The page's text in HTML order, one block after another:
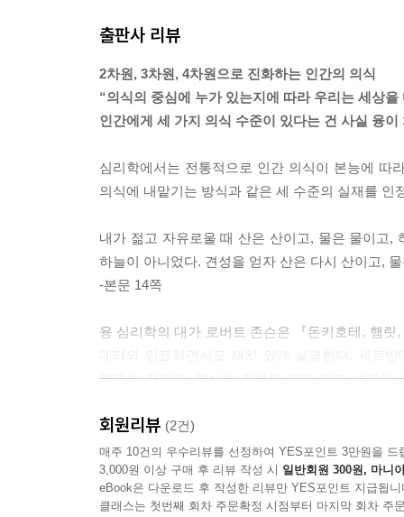
어렵다. 심층 내면의 여정으로 각성을 얻으면 그
신이 함께 지낸다면 누가 누구에게 맞춰야 할지
다. 원형과 원형 에너지는 우리보다 크다. 그런데
---「4차원 인간, 파우스트2」중에서
출판사 리뷰
2차원, 3차원, 4차원으로 진화하는 인간의 의식
“의식의 중심에 누가 있는지에 따라 우리는 세상
인간에게 세 가지 의식 수준이 있다는 건 사실 융
심리학에서는 전통적으로 인간 의식이 본능에 따
의식에 내맡기는 방식과 같은 세 수준의 실재를
내가 젊고 자유로울 때 산은 산이고, 물은 물이고,
하늘이 아니었다. 견성을 얻자 산은 다시 산이고,
-본문 14쪽
융 심리학의 대가 로버트 존슨은 『돈키호테, 햄
행복을 찾지만, 현실을 희생한 결과 외부 세계의
못하며 그저 말만 할 뿐인 햄릿의 모습은 복잡한
의식으로 나아가는 여정의 대변인이 바로 괴테의
영혼의 어두운 밤을 벗어나 4차원 의식을 얻는 법
회원리뷰 (2건)
매주 10건의 우수리뷰를 선정하여 YES포인트 3만원을 드
3,000원 이상 구매 후 리뷰 작성 시 일반회원 300원, 마니
eBook은 다운로드 후 작성한 리뷰만 YES포인트 지급됩니
클래스는 첫번째 회차 주문확정 시점부터 마지막 회차 주